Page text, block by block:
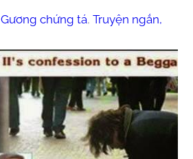
Gương chứng tá, Truyện ngắn,